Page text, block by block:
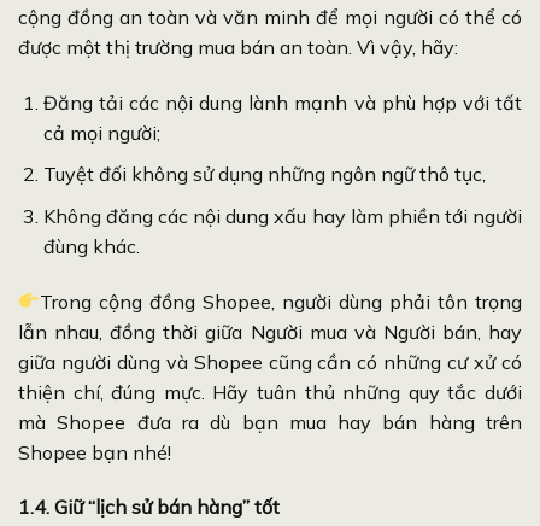
cộng đồng an toàn và văn minh để mọi người có thể có
được một thị trường mua bán an toàn. Vì vậy, hãy:
Đăng tải các nội dung lành mạnh và phù hợp với tất
cả mọi người;
Tuyệt đối không sử dụng những ngôn ngữ thô tục,
Không đăng các nội dung xấu hay làm phiền tới người
đùng khác.
Trong cộng đồng Shopee, người dùng phải tôn trọng
lẫn nhau, đồng thời giữa Người mua và Người bán, hay
giữa người dùng và Shopee cũng cần có những cư xử có
thiện chí, đúng mực. Hãy tuân thủ những quy tắc dưới
mà Shopee đưa ra dù bạn mua hay bán hàng trên
Shopee bạn nhé!
1.4. Giữ “lịch sử bán hàng” tốt